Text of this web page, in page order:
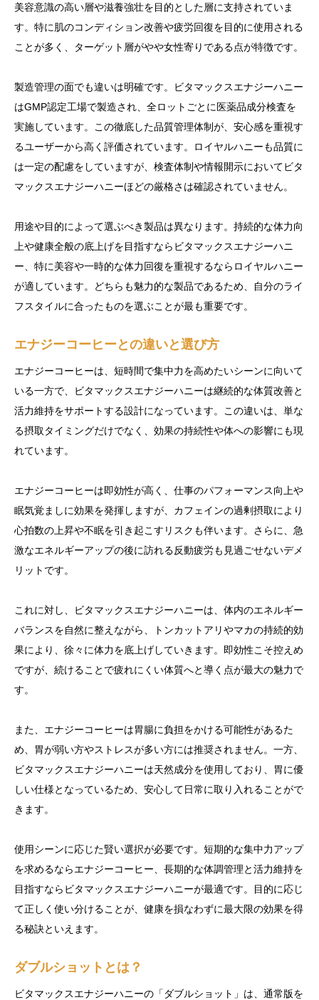
美容意識の高い層や滋養強壮を目的とした層に支持されていま
す。特に肌のコンディション改善や疲労回復を目的に使用される
ことが多く、ターゲット層がやや女性寄りである点が特徴です。
製造管理の面でも違いは明確です。ビタマックスエナジーハニー
はGMP認定工場で製造され、全ロットごとに医薬品成分検査を
実施しています。この徹底した品質管理体制が、安心感を重視す
るユーザーから高く評価されています。ロイヤルハニーも品質に
は一定の配慮をしていますが、検査体制や情報開示においてビタ
マックスエナジーハニーほどの厳格さは確認されていません。
用途や目的によって選ぶべき製品は異なります。持続的な体力向
上や健康全般の底上げを目指すならビタマックスエナジーハニ
ー、特に美容や一時的な体力回復を重視するならロイヤルハニー
が適しています。どちらも魅力的な製品であるため、自分のライ
フスタイルに合ったものを選ぶことが最も重要です。
エナジーコーヒーとの違いと選び方
エナジーコーヒーは、短時間で集中力を高めたいシーンに向いて
いる一方で、ビタマックスエナジーハニーは継続的な体質改善と
活力維持をサポートする設計になっています。この違いは、単な
る摂取タイミングだけでなく、効果の持続性や体への影響にも現
れています。
エナジーコーヒーは即効性が高く、仕事のパフォーマンス向上や
眠気覚ましに効果を発揮しますが、カフェインの過剰摂取により
心拍数の上昇や不眠を引き起こすリスクも伴います。さらに、急
激なエネルギーアップの後に訪れる反動疲労も見過ごせないデメ
リットです。
これに対し、ビタマックスエナジーハニーは、体内のエネルギー
バランスを自然に整えながら、トンカットアリやマカの持続的効
果により、徐々に体力を底上げしていきます。即効性こそ控えめ
ですが、続けることで疲れにくい体質へと導く点が最大の魅力で
す。
また、エナジーコーヒーは胃腸に負担をかける可能性があるた
め、胃が弱い方やストレスが多い方には推奨されません。一方、
ビタマックスエナジーハニーは天然成分を使用しており、胃に優
しい仕様となっているため、安心して日常に取り入れることがで
きます。
使用シーンに応じた賢い選択が必要です。短期的な集中力アップ
を求めるならエナジーコーヒー、長期的な体調管理と活力維持を
目指すならビタマックスエナジーハニーが最適です。目的に応じ
て正しく使い分けることが、健康を損なわずに最大限の効果を得
る秘訣といえます。
ダブルショットとは？
ビタマックスエナジーハニーの「ダブルショット」は、通常版を